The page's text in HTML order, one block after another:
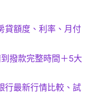
貸額度、利率、月付
撥款完整時間＋5大
行最新行情比較、試